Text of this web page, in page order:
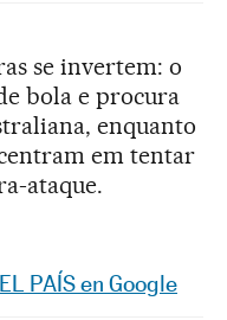
se invertem: o
bola e procura
enquanto
em tentar
ataque.
Sociales
PAÍS en Google